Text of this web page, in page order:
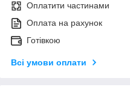
Оплатити частинами
Оплата на рахунок
Готівкою
Всі умови оплати